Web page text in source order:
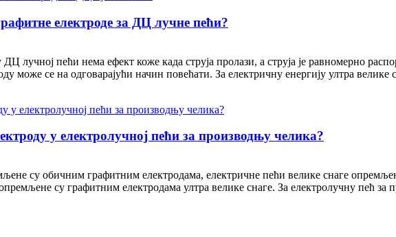
електроде за ДЦ лучне пећи?
ДЦ лучној пећи нема ефект коже када струја пролази, а струја је равномерно
може се на одговарајући начин повећати. За електричну енергију ултра велике
у електролучној пећи за производњу челика?
су обичним графитним електродама, електричне пећи велике снаге
су графитним електродама ултра велике снаге. За електролучну пећ